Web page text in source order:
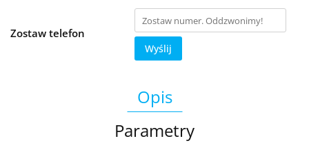
Zostaw telefon
Wyślij
Opis
Parametry